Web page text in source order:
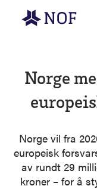
Gå til forsiden
Norge
Norge vil fra
europeisk
av rundt 29
kroner – for å